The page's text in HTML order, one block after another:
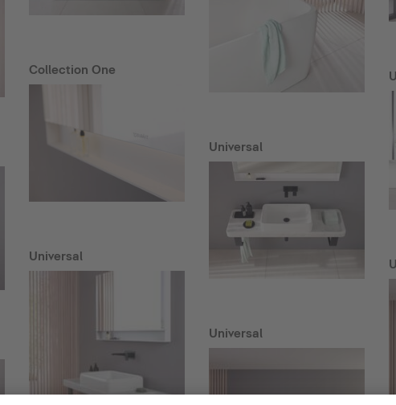
Collection One
Universal
Universal
Universal